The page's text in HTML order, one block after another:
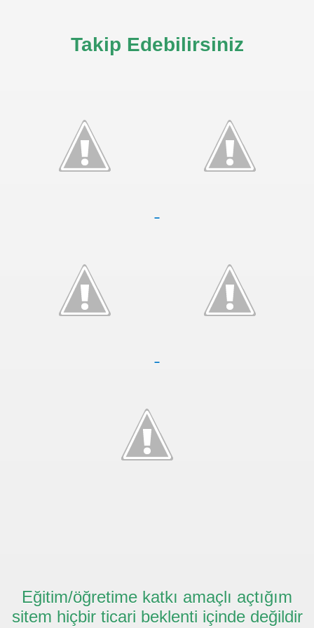
Takip Edebilirsiniz
Eğitim/öğretime katkı amaçlı açtığım
sitem hiçbir ticari beklenti içinde değildir